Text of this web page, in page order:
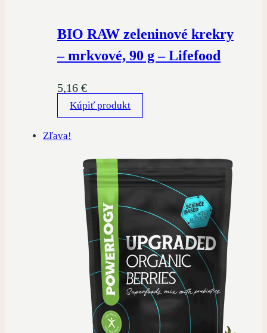
BIO RAW zeleninové krekry
– mrkvové, 90 g – Lifefood
5,16 €
Kúpiť produkt
Zľava!